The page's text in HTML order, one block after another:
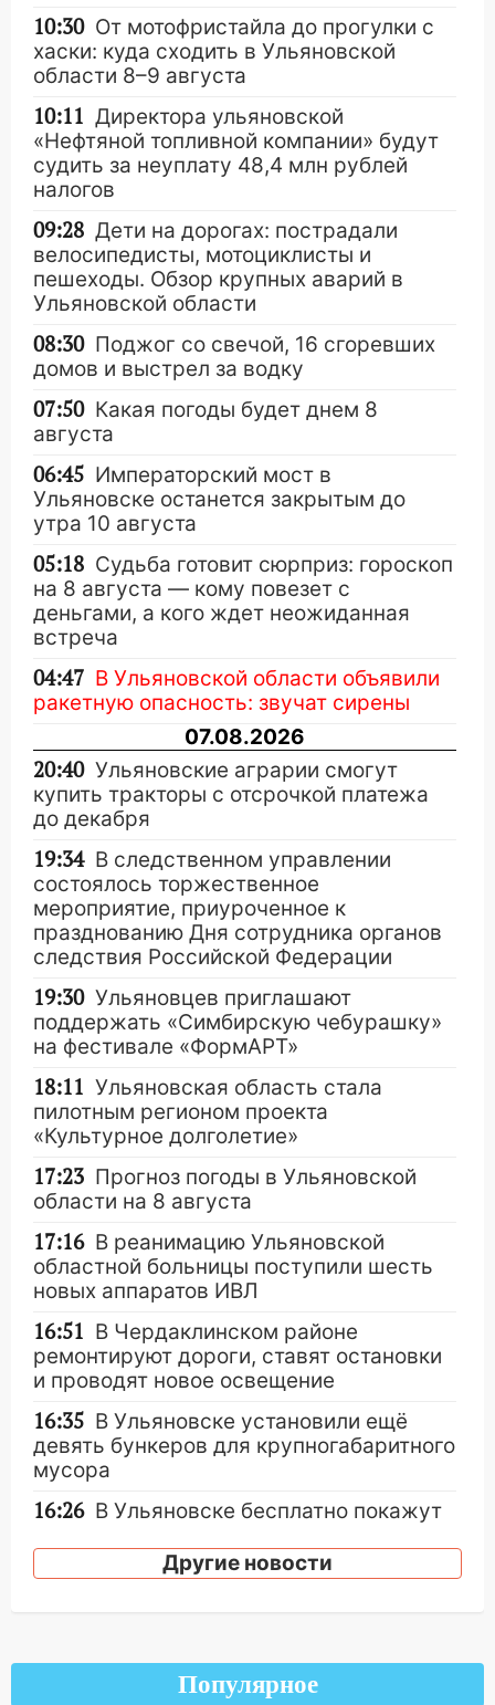
10:30 От мотофристайла до прогулки с
хаски: куда сходить в Ульяновской
области 8–9 августа
10:11 Директора ульяновской
«Нефтяной топливной компании» будут
судить за неуплату 48,4 млн рублей
налогов
09:28 Дети на дорогах: пострадали
велосипедисты, мотоциклисты и
пешеходы. Обзор крупных аварий в
Ульяновской области
08:30 Поджог со свечой, 16 сгоревших
домов и выстрел за водку
07:50 Какая погоды будет днем 8
августа
06:45 Императорский мост в
Ульяновске останется закрытым до
утра 10 августа
05:18 Судьба готовит сюрприз: гороскоп
на 8 августа — кому повезет с
деньгами, а кого ждет неожиданная
встреча
04:47 В Ульяновской области объявили
ракетную опасность: звучат сирены
07.08.2026
20:40 Ульяновские аграрии смогут
купить тракторы с отсрочкой платежа
до декабря
19:34 В следственном управлении
состоялось торжественное
мероприятие, приуроченное к
празднованию Дня сотрудника органов
следствия Российской Федерации
19:30 Ульяновцев приглашают
поддержать «Симбирскую чебурашку»
на фестивале «ФормАРТ»
18:11 Ульяновская область стала
пилотным регионом проекта
«Культурное долголетие»
17:23 Прогноз погоды в Ульяновской
области на 8 августа
17:16 В реанимацию Ульяновской
областной больницы поступили шесть
новых аппаратов ИВЛ
16:51 В Чердаклинском районе
ремонтируют дороги, ставят остановки
и проводят новое освещение
16:35 В Ульяновске установили ещё
девять бункеров для крупногабаритного
мусора
16:26 В Ульяновске бесплатно покажут
16:12 В Ульяновском госуниверситете
15:47 Ульяновцы могут вернуть деньги
за абонементы закрывшегося фитнес-
Другие новости
Популярное